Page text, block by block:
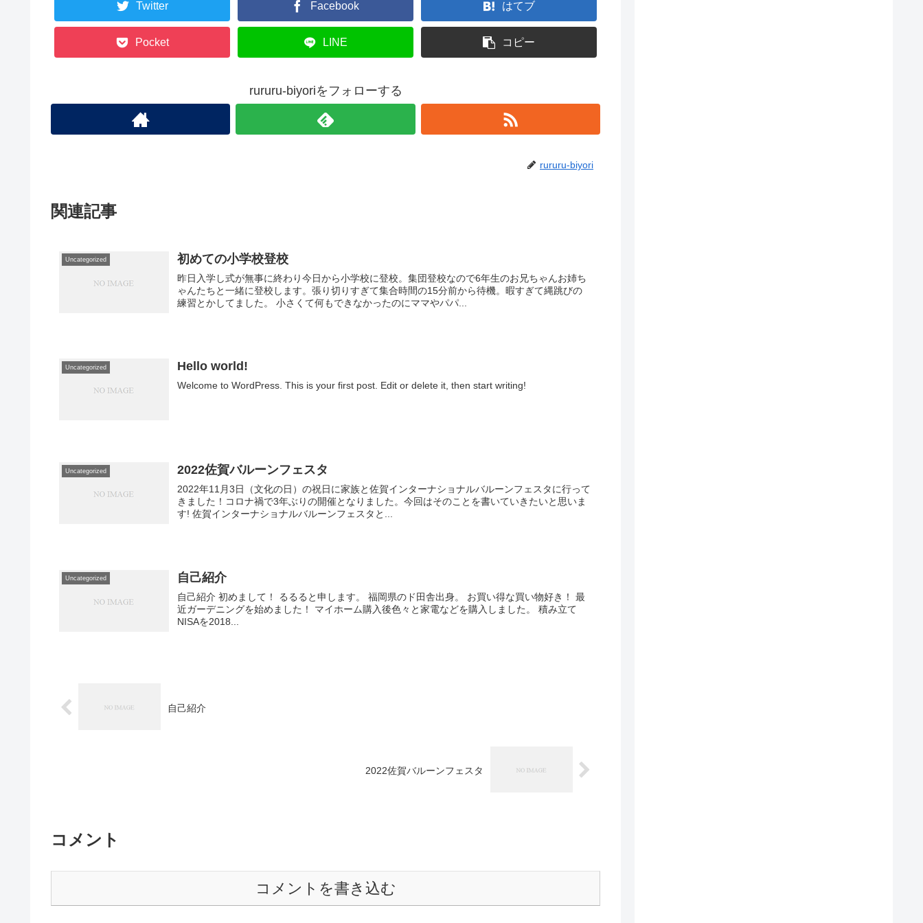
Twitter Facebook はてブ
Pocket LINE コピー
rururu-biyoriをフォローする
rururu-biyori
関連記事
Uncategorized 初めての小学校登校
昨日入学し式が無事に終わり今日から小学校に登校。集団登校なので6年生のお兄ちゃんお姉ち
ゃんたちと一緒に登校します。張り切りすぎて集合時間の15分前から待機。暇すぎて縄跳びの
練習とかしてました。 小さくて何もできなかったのにママやパパ...
Uncategorized Hello world!
Welcome to WordPress. This is your first post. Edit or delete it, then start writing!
Uncategorized 2022佐賀バルーンフェスタ
2022年11月3日（文化の日）の祝日に家族と佐賀インターナショナルバルーンフェスタに行って
きました！コロナ禍で3年ぶりの開催となりました。今回はそのことを書いていきたいと思いま
す! 佐賀インターナショナルバルーンフェスタと...
Uncategorized 自己紹介
自己紹介 初めまして！ るるると申します。 福岡県のド田舎出身。 お買い得な買い物好き！ 最
近ガーデニングを始めました！ マイホーム購入後色々と家電などを購入しました。 積み立て
NISAを2018...
自己紹介
2022佐賀バルーンフェスタ
コメント
コメントを書き込む